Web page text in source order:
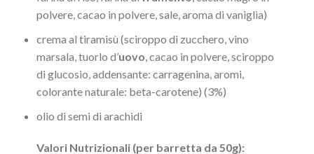
polvere, cacao in polvere, sale, aroma di vaniglia)
crema al tiramisù (sciroppo di zucchero, vino
marsala, tuorlo d’uovo, cacao in polvere, sciroppo
di glucosio, addensante: carragenina, aromi,
colorante naturale: beta-carotene) (3%)
olio di semi di arachidi
Valori Nutrizionali (per barretta da 50g):